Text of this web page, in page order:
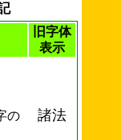
旧字体
表示
の
諸法